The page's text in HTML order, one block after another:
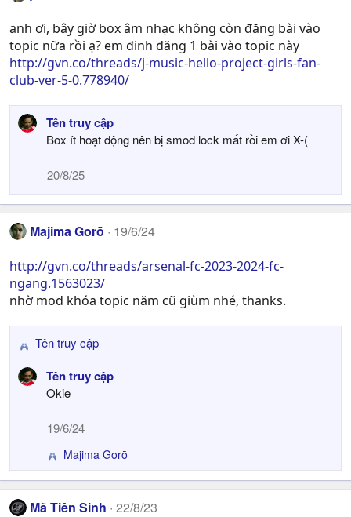
o
n
s
:
anh ơi, bây giờ box âm nhạc không còn đăng bài vào
topic nữa rồi ạ? em đinh đăng 1 bài vào topic này
http://gvn.co/threads/j-music-hello-project-girls-fan-
club-ver-5-0.778940/
Tên truy cập
Box ít hoạt động nên bị smod lock mất rồi em ơi X-(
20/8/25
Majima Gorō 19/6/24
http://gvn.co/threads/arsenal-fc-2023-2024-fc-
ngang.1563023/
nhờ mod khóa topic năm cũ giùm nhé, thanks.
R
e
a
s
:
Tên truy cập
Tên truy cập
Okie
19/6/24
R
e
a
c
Majima Gorō
Mã Tiên Sinh 22/8/23